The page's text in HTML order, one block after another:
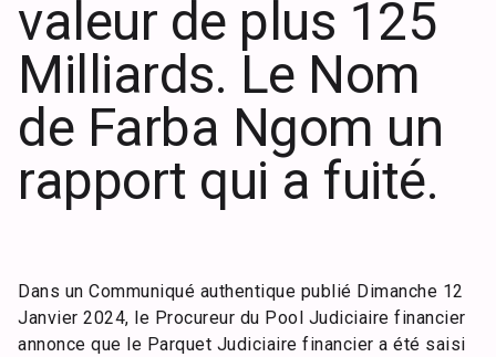
valeur de plus 125
Milliards. Le Nom
de Farba Ngom un
rapport qui a fuité.
Dans un Communiqué authentique publié Dimanche 12
Janvier 2024, le Procureur du Pool Judiciaire financier
annonce que le Parquet Judiciaire financier a été saisi